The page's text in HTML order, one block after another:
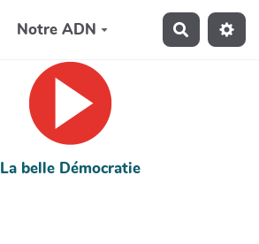
Notre ADN
La belle Démocratie